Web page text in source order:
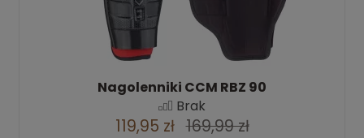
Nagolenniki CCM RBZ 90
Brak
119,95 zł 169,99 zł